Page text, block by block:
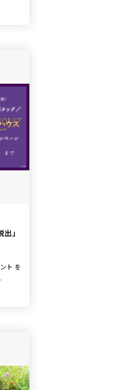
」